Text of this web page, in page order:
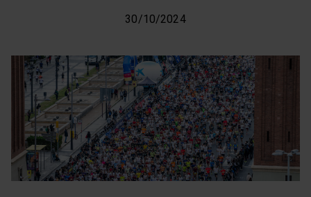
30/10/2024